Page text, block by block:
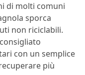
di molti comuni
sporca
non riciclabili.
con un semplice
più